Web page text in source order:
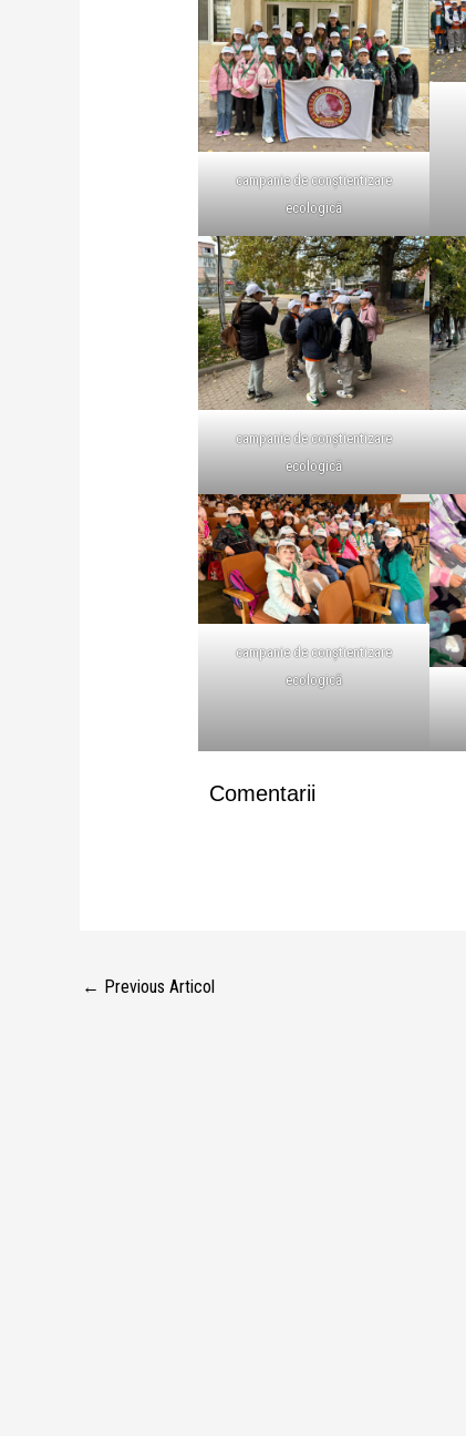
campanie de conștientizare
ecologică
campanie de conștientizare
ecologică
campanie de conștientizare
ecologică
Comentarii
← Previous Articol